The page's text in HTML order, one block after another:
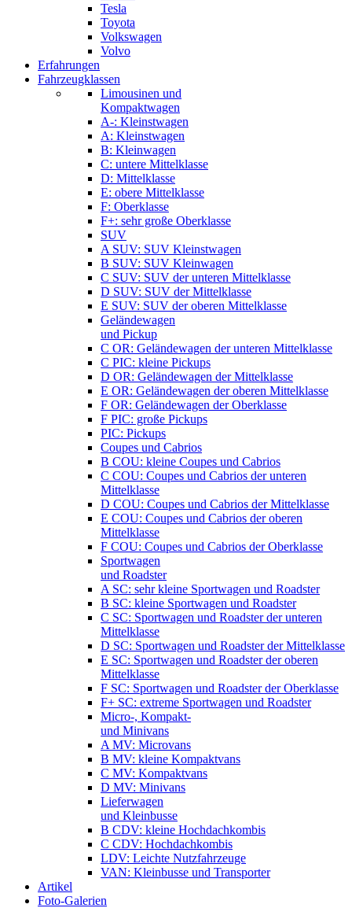
Tesla
Toyota
Volkswagen
Volvo
Erfahrungen
Fahrzeugklassen
Limousinen und
Kompaktwagen
A-: Kleinstwagen
A: Kleinstwagen
B: Kleinwagen
C: untere Mittelklasse
D: Mittelklasse
E: obere Mittelklasse
F: Oberklasse
F+: sehr große Oberklasse
SUV
A SUV: SUV Kleinstwagen
B SUV: SUV Kleinwagen
C SUV: SUV der unteren Mittelklasse
D SUV: SUV der Mittelklasse
E SUV: SUV der oberen Mittelklasse
Geländewagen
und Pickup
C OR: Geländewagen der unteren Mittelklasse
C PIC: kleine Pickups
D OR: Geländewagen der Mittelklasse
E OR: Geländewagen der oberen Mittelklasse
F OR: Geländewagen der Oberklasse
F PIC: große Pickups
PIC: Pickups
Coupes und Cabrios
B COU: kleine Coupes und Cabrios
C COU: Coupes und Cabrios der unteren
Mittelklasse
D COU: Coupes und Cabrios der Mittelklasse
E COU: Coupes und Cabrios der oberen
Mittelklasse
F COU: Coupes und Cabrios der Oberklasse
Sportwagen
und Roadster
A SC: sehr kleine Sportwagen und Roadster
B SC: kleine Sportwagen und Roadster
C SC: Sportwagen und Roadster der unteren
Mittelklasse
D SC: Sportwagen und Roadster der Mittelklasse
E SC: Sportwagen und Roadster der oberen
Mittelklasse
F SC: Sportwagen und Roadster der Oberklasse
F+ SC: extreme Sportwagen und Roadster
Micro-, Kompakt-
und Minivans
A MV: Microvans
B MV: kleine Kompaktvans
C MV: Kompaktvans
D MV: Minivans
Lieferwagen
und Kleinbusse
B CDV: kleine Hochdachkombis
C CDV: Hochdachkombis
LDV: Leichte Nutzfahrzeuge
VAN: Kleinbusse und Transporter
Artikel
Foto-Galerien